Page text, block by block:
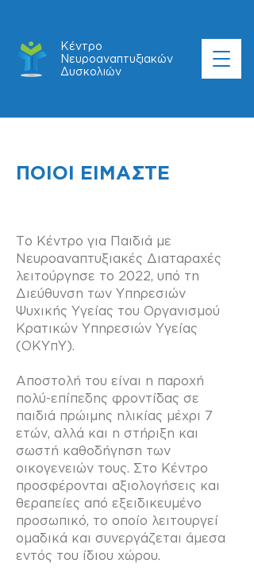
Κέντρο
Νευροαναπτυξιακών
Δυσκολιών
ΠΟΙΟΙ ΕΙΜΑΣΤΕ
Το Κέντρο για Παιδιά με
Νευροαναπτυξιακές Διαταραχές
λειτούργησε το 2022, υπό τη
Διεύθυνση των Υπηρεσιών
Ψυχικής Υγείας του Οργανισμού
Κρατικών Υπηρεσιών Υγείας
(ΟΚΥπΥ).
Αποστολή του είναι η παροχή
πολύ-επίπεδης φροντίδας σε
παιδιά πρώιμης ηλικίας μέχρι 7
ετών, αλλά και η στήριξη και
σωστή καθοδήγηση των
οικογενειών τους. Στο Κέντρο
προσφέρονται αξιολογήσεις και
θεραπείες από εξειδικευμένο
προσωπικό, το οποίο λειτουργεί
ομαδικά και συνεργάζεται άμεσα
εντός του ίδιου χώρου.